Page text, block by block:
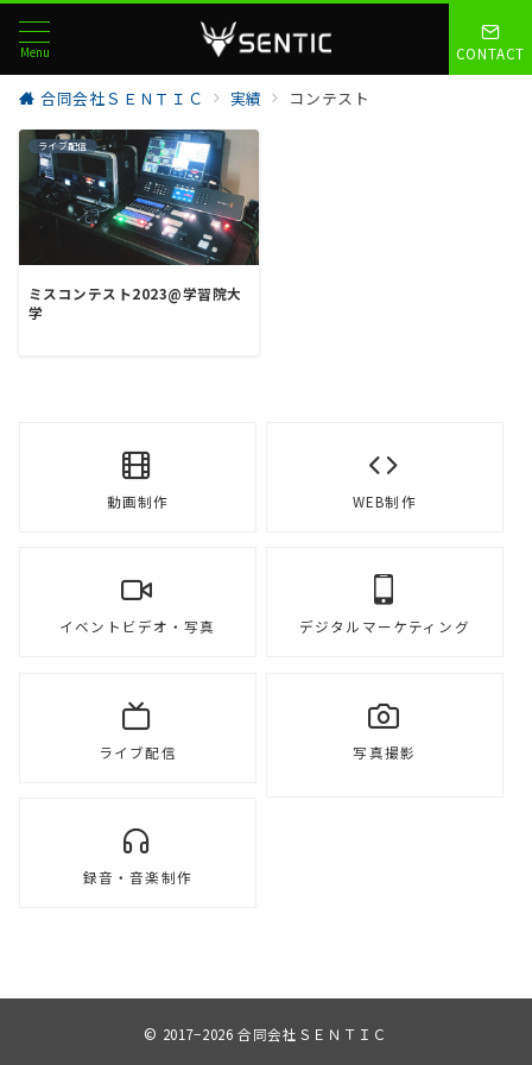
Menu CONTACT
合同会社ＳＥＮＴＩＣ 実績 コンテスト
ライブ配信
ミスコンテスト2023@学習院大
学
動画制作 WEB制作
イベントビデオ・写真 デジタルマーケティング
ライブ配信 写真撮影
録音・音楽制作
© 2017−2026合同会社ＳＥＮＴＩＣ